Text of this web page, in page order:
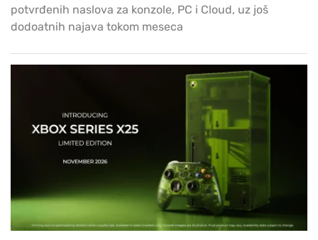
potvrđenih naslova za konzole, PC i Cloud, uz još
dodoatnih najava tokom meseca